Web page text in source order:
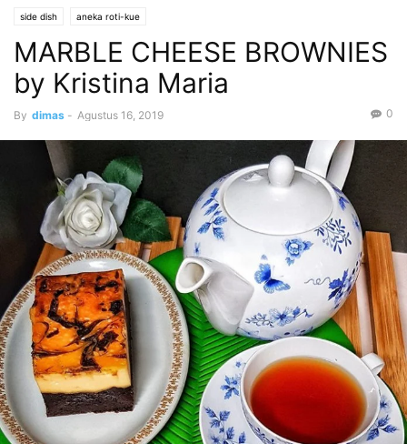
side dish aneka roti-kue
MARBLE CHEESE BROWNIES
by Kristina Maria
By dimas - Agustus 16, 2019 0